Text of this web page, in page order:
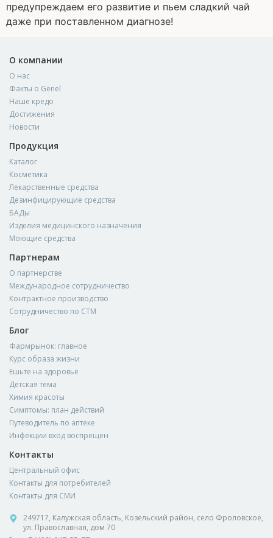
предупреждаем его развитие и пьем сладкий чай
даже при поставленном диагнозе!
О компании
О нас
Факты о Genel
Наше кредо
Достижения
Новости
Продукция
Каталог
Косметика
Лекарственные средства
Дезинфицирующие средства
БАДы
Изделия медицинского назначения
Моющие средства
Партнерам
О партнерстве
Международное сотрудничество
Контрактное производство
Сотрудничество по СТМ
Блог
Фармрынок: главное
Курс образа жизни
Ешьте на здоровье
Детская тема
Химия красоты
Симптомы: план действий
Путеводитель по аптеке
Инфекции вход воспрещен
Контакты
Центральный офис
Контакты для потребителей
Контакты для СМИ
249717, Калужская область, Козельский район, село Фроловское,
ул. Православная, дом 70